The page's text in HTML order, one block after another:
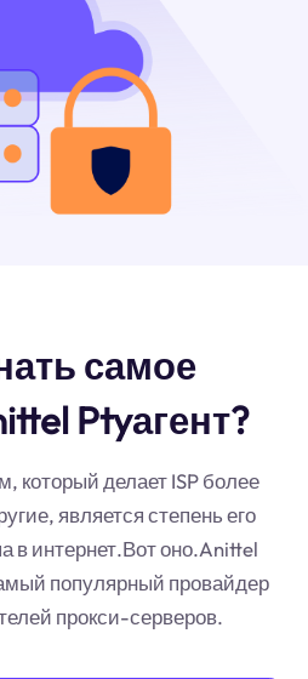
самое
Ptyагент?
который делает ISP более
является степень его
в интернет.Вот оно.Anittel
популярный провайдер
прокси-серверов.